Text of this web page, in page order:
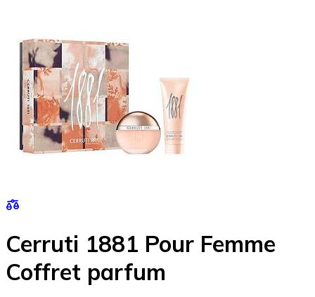
Cerruti 1881 Pour Femme
Coffret parfum